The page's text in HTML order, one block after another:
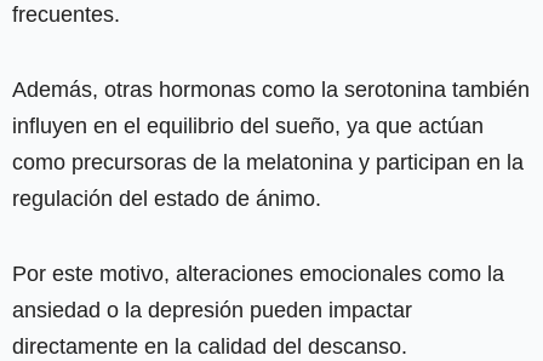
frecuentes.
Además, otras hormonas como la serotonina también
influyen en el equilibrio del sueño, ya que actúan
como precursoras de la melatonina y participan en la
regulación del estado de ánimo.
Por este motivo, alteraciones emocionales como la
ansiedad o la depresión pueden impactar
directamente en la calidad del descanso.